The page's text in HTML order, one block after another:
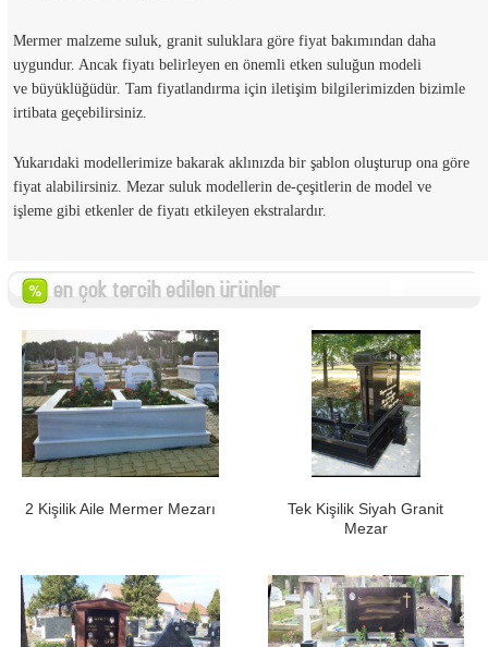
Mermer malzeme suluk, granit suluklara göre fiyat bakımından daha
uygundur. Ancak fiyatı belirleyen en önemli etken suluğun modeli
ve büyüklüğüdür. Tam fiyatlandırma için iletişim bilgilerimizden bizimle
irtibata geçebilirsiniz.
Yukarıdaki modellerimize bakarak aklınızda bir şablon oluşturup ona göre
fiyat alabilirsiniz. Mezar suluk modellerin de-çeşitlerin de model ve
işleme gibi etkenler de fiyatı etkileyen ekstralardır.
2 Kişilik Aile Mermer Mezarı
Tek Kişilik Siyah Granit
Mezar